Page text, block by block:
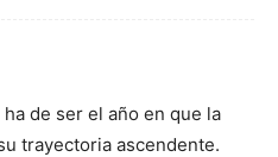
de ser el año en que la
trayectoria ascendente.